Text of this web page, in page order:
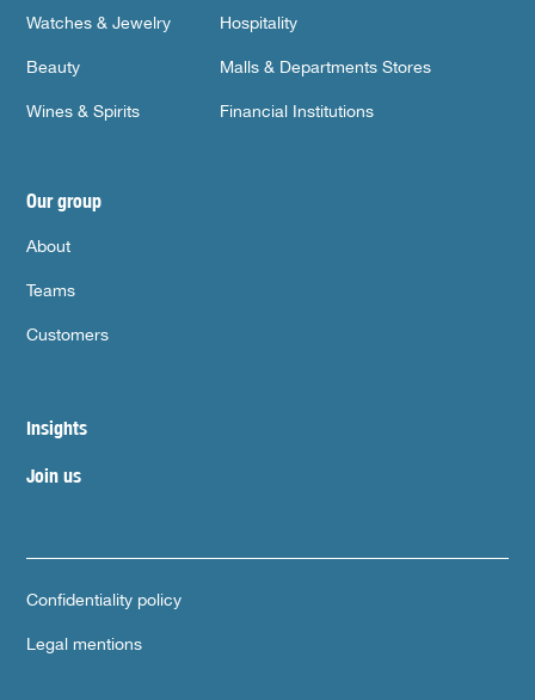
Watches & Jewelry
Beauty
Wines & Spirits
Hospitality
Malls & Departments Stores
Financial Institutions
Our group
About
Teams
Customers
Insights
Join us
Confidentiality policy
Legal mentions